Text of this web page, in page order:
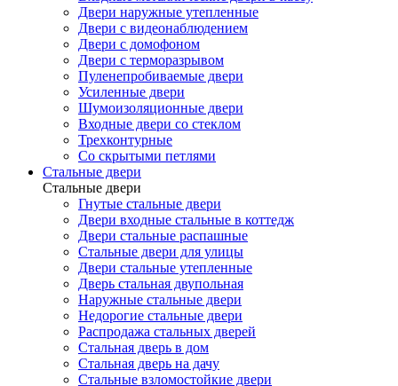
Двери наружные утепленные
Двери с видеонаблюдением
Двери с домофоном
Двери с терморазрывом
Пуленепробиваемые двери
Усиленные двери
Шумоизоляционные двери
Входные двери со стеклом
Трехконтурные
Со скрытыми петлями
Стальные двери
Стальные двери
Гнутые стальные двери
Двери входные стальные в коттедж
Двери стальные распашные
Стальные двери для улицы
Двери стальные утепленные
Дверь стальная двупольная
Наружные стальные двери
Недорогие стальные двери
Распродажа стальных дверей
Стальная дверь в дом
Стальная дверь на дачу
Стальные взломостойкие двери